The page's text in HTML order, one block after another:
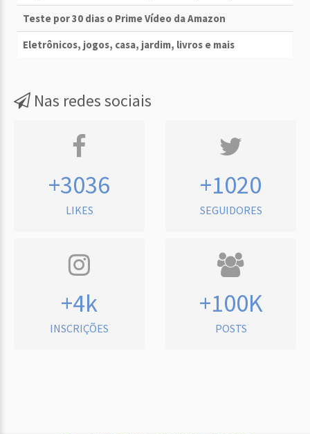
Teste por 30 dias o Prime Vídeo da Amazon
Eletrônicos, jogos, casa, jardim, livros e mais
Nas redes sociais
+3036
LIKES
+1020
SEGUIDORES
+4k
INSCRIÇÕES
+100K
POSTS